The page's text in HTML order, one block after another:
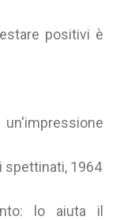
positivi è
spettinati, 1964
lo aiuta il